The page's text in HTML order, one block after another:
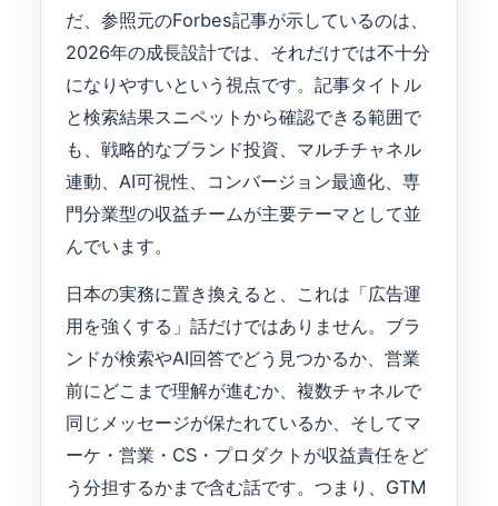
だ、参照元のForbes記事が示しているのは、
2026年の成長設計では、それだけでは不十分
になりやすいという視点です。記事タイトル
と検索結果スニペットから確認できる範囲で
も、戦略的なブランド投資、マルチチャネル
連動、AI可視性、コンバージョン最適化、専
門分業型の収益チームが主要テーマとして並
んでいます。
日本の実務に置き換えると、これは「広告運
用を強くする」話だけではありません。ブラ
ンドが検索やAI回答でどう見つかるか、営業
前にどこまで理解が進むか、複数チャネルで
同じメッセージが保たれているか、そしてマ
ーケ・営業・CS・プロダクトが収益責任をど
う分担するかまで含む話です。つまり、GTM